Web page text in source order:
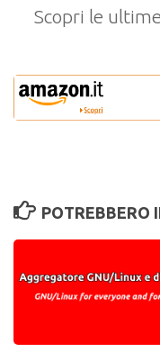
Scopri le ultime
POTREBBERO